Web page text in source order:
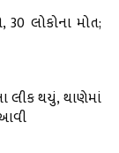
લોકોના મોત;
લીક થયું, થાણેમાં
આવી